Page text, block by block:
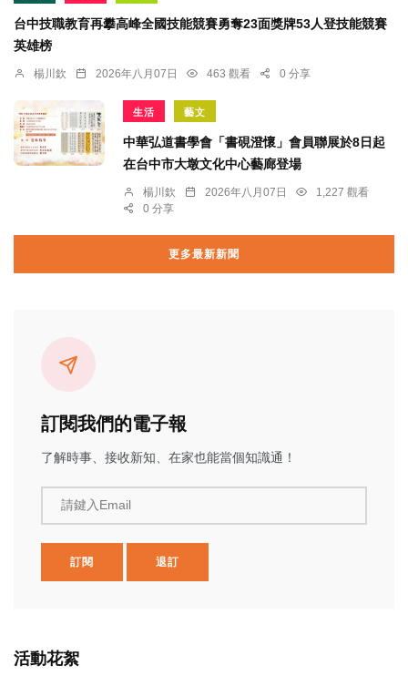
台中技職教育再攀高峰全國技能競賽勇奪23面獎牌53人登技能競賽
英雄榜
楊川欽 2026年八月07日 463 觀看 0 分享
生活 藝文
中華弘道書學會「書硯澄懷」會員聯展於8日起
在台中市大墩文化中心藝廊登場
楊川欽 2026年八月07日
1,227 觀看
0 分享
更多最新新聞
訂閱我們的電子報
了解時事、接收新知、在家也能當個知識通！
請鍵入Email
訂閱 退訂
活動花絮